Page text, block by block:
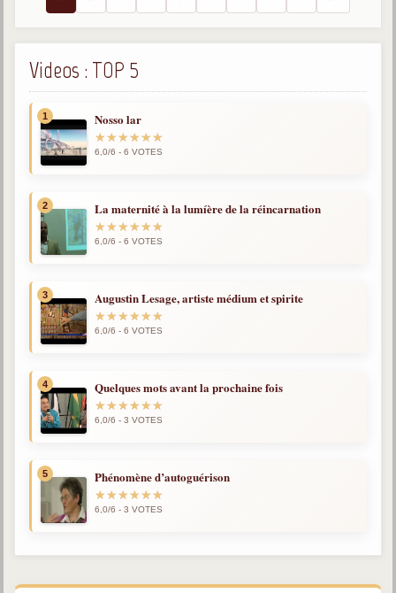
Videos : TOP 5
1 Nosso lar
6,0/6 - 6 VOTES
2 La maternité à la lumíère de la réincarnation
6,0/6 - 6 VOTES
3 Augustin Lesage, artiste médium et spirite
6,0/6 - 6 VOTES
4 Quelques mots avant la prochaine fois
6,0/6 - 3 VOTES
5 Phénomène d’autoguérison
6,0/6 - 3 VOTES